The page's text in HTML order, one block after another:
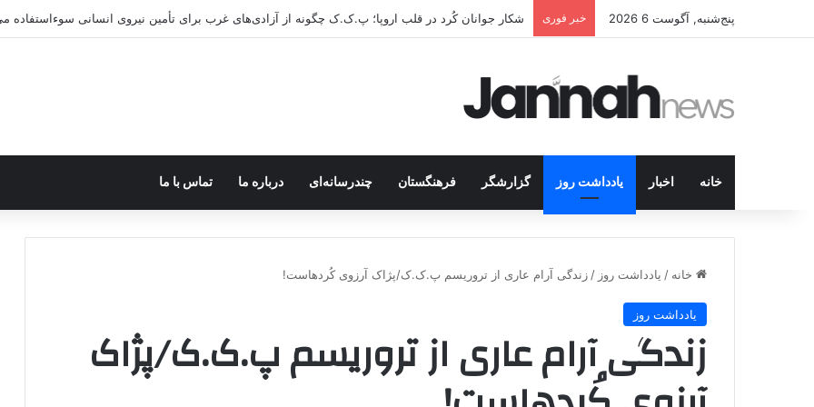
پنج‌شنبه, آگوست 6 2026 خبر فوری انتشار متن 12 ماده‌ای توافق نهایی بین ترکیه و پ.ک.ک
خانه اخبار یادداشت روز گزارشگر فرهنگستان چندرسانه‌ای درباره ما تماس با ما
خانه / یادداشت روز / زندگی آرام عاری از تروریسم پ.ک.ک/پژاک آرزوی کُردهاست!
یادداشت روز
زندگی آرام عاری از تروریسم پ.ک.ک/پژاک